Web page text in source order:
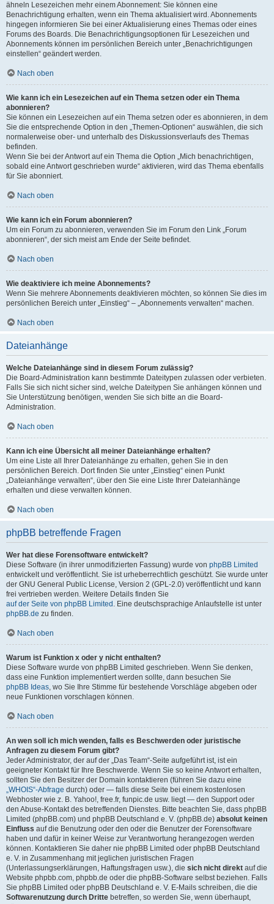
ähneln Lesezeichen mehr einem Abonnement: Sie können eine
Benachrichtigung erhalten, wenn ein Thema aktualisiert wird. Abonnements
hingegen informieren Sie bei einer Aktualisierung eines Themas oder eines
Forums des Boards. Die Benachrichtigungsoptionen für Lesezeichen und
Abonnements können im persönlichen Bereich unter „Benachrichtigungen
einstellen“ geändert werden.
Nach oben
Wie kann ich ein Lesezeichen auf ein Thema setzen oder ein Thema
abonnieren?
Sie können ein Lesezeichen auf ein Thema setzen oder es abonnieren, in dem
Sie die entsprechende Option in den „Themen-Optionen“ auswählen, die sich
normalerweise ober- und unterhalb des Diskussionsverlaufs des Themas
befinden.
Wenn Sie bei der Antwort auf ein Thema die Option „Mich benachrichtigen,
sobald eine Antwort geschrieben wurde“ aktivieren, wird das Thema ebenfalls
für Sie abonniert.
Nach oben
Wie kann ich ein Forum abonnieren?
Um ein Forum zu abonnieren, verwenden Sie im Forum den Link „Forum
abonnieren“, der sich meist am Ende der Seite befindet.
Nach oben
Wie deaktiviere ich meine Abonnements?
Wenn Sie mehrere Abonnements deaktivieren möchten, so können Sie dies im
persönlichen Bereich unter „Einstieg“ – „Abonnements verwalten“ machen.
Nach oben
Dateianhänge
Welche Dateianhänge sind in diesem Forum zulässig?
Die Board-Administration kann bestimmte Dateitypen zulassen oder verbieten.
Falls Sie sich nicht sicher sind, welche Dateitypen Sie anhängen können und
Sie Unterstützung benötigen, wenden Sie sich bitte an die Board-
Administration.
Nach oben
Kann ich eine Übersicht all meiner Dateianhänge erhalten?
Um eine Liste all Ihrer Dateianhänge zu erhalten, gehen Sie in den
persönlichen Bereich. Dort finden Sie unter „Einstieg“ einen Punkt
„Dateianhänge verwalten“, über den Sie eine Liste Ihrer Dateianhänge
erhalten und diese verwalten können.
Nach oben
phpBB betreffende Fragen
Wer hat diese Forensoftware entwickelt?
Diese Software (in ihrer unmodifizierten Fassung) wurde von phpBB Limited
entwickelt und veröffentlicht. Sie ist urheberrechtlich geschützt. Sie wurde unter
der GNU General Public License, Version 2 (GPL-2.0) veröffentlicht und kann
frei vertrieben werden. Weitere Details finden Sie
auf der Seite von phpBB Limited . Eine deutschsprachige Anlaufstelle ist unter
phpBB.de zu finden.
Nach oben
Warum ist Funktion x oder y nicht enthalten?
Diese Software wurde von phpBB Limited geschrieben. Wenn Sie denken,
dass eine Funktion implementiert werden sollte, dann besuchen Sie
phpBB Ideas, wo Sie Ihre Stimme für bestehende Vorschläge abgeben oder
neue Funktionen vorschlagen können.
Nach oben
An wen soll ich mich wenden, falls es Beschwerden oder juristische
Anfragen zu diesem Forum gibt?
Jeder Administrator, der auf der „Das Team“-Seite aufgeführt ist, ist ein
geeigneter Kontakt für Ihre Beschwerde. Wenn Sie so keine Antwort erhalten,
sollten Sie den Besitzer der Domain kontaktieren (führen Sie dazu eine
„WHOIS“-Abfrage durch) oder — falls diese Seite bei einem kostenlosen
Webhoster wie z. B. Yahoo!, free.fr, funpic.de usw. liegt — den Support oder
den Abuse-Kontakt des betreffenden Dienstes. Bitte beachten Sie, dass phpBB
Limited (phpBB.com) und phpBB Deutschland e. V. (phpBB.de) absolut keinen
Einfluss auf die Benutzung oder den oder die Benutzer der Forensoftware
haben und dafür in keiner Weise zur Verantwortung herangezogen werden
können. Kontaktieren Sie daher nie phpBB Limited oder phpBB Deutschland
e. V. in Zusammenhang mit jeglichen juristischen Fragen
(Unterlassungserklärungen, Haftungsfragen usw.), die sich nicht direkt auf die
Website phpbb.com, phpbb.de oder die phpBB-Software selbst beziehen. Falls
Sie phpBB Limited oder phpBB Deutschland e. V. E-Mails schreiben, die die
Softwarenutzung durch Dritte betreffen, so werden Sie, wenn überhaupt,